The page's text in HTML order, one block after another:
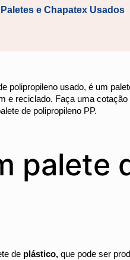
Paletes e Chapatex Usados
polipropileno usado, é um
e reciclado. Faça uma
de polipropileno PP.
palete
de plástico, que pode ser